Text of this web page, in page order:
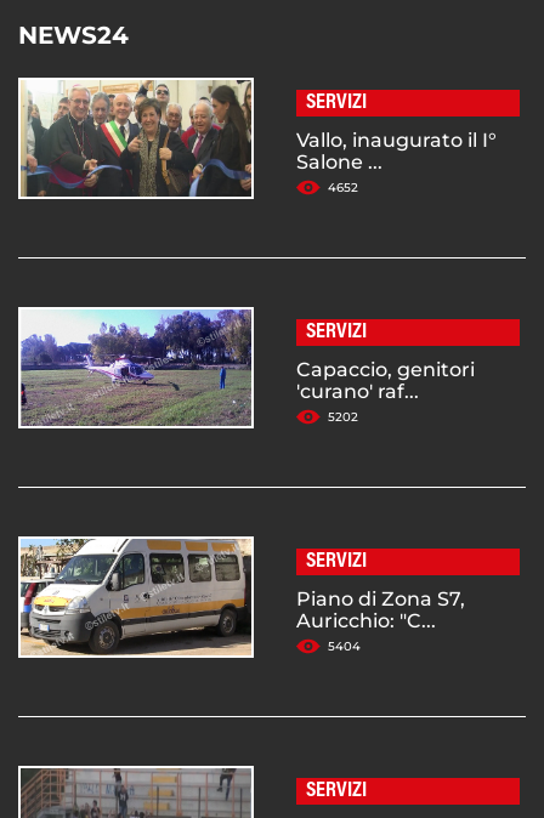
NEWS24
SERVIZI
Vallo, inaugurato il I°
Salone ...
4652
SERVIZI
Capaccio, genitori
'curano' raf...
5202
SERVIZI
Piano di Zona S7,
Auricchio: "C...
5404
SERVIZI